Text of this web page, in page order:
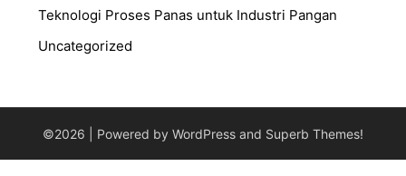
⁠Teknologi Proses Panas untuk Industri Pangan
Uncategorized
©2026 | Powered by WordPress and Superb Themes!